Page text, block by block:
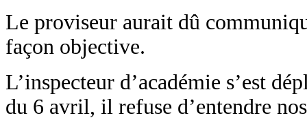
Le proviseur aurait dû
façon objective.
L’inspecteur d’académie s’est
du 6 avril, il refuse d’entendre